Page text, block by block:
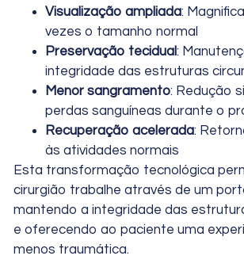
Visualização ampliada:
vezes o tamanho normal
Preservação tecidual:
integridade das estruturas
Menor sangramento: Redução
perdas sanguíneas durante o
Recuperação acelerada:
às atividades normais
Esta transformação tecnológica
cirurgião trabalhe através de um
mantendo a integridade das
e oferecendo ao paciente uma
menos traumática.